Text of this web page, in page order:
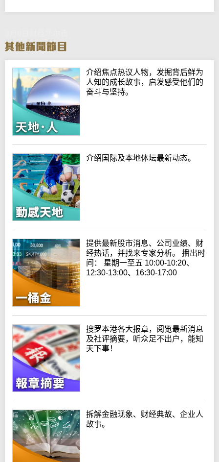
介绍焦点热议人物，发掘背后鲜为
人知的成长故事，启发感受他们的
奋斗与坚持。
介绍国际及本地体坛最新动态。
提供最新股市消息、公司业绩、财
经热话，并找来专家分析。 播出时
间： 星期一至五 10:00-10:20、
12:30-13:00、16:30-17:00
搜罗本港各大报章，阅览最新消息
及社评摘要，听众足不出户，能知
天下事！
拆解金融现象、财经典故、企业人
故事。